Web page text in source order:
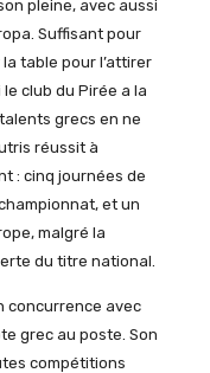
pleine, avec aussi
Suffisant pour
table pour l’attirer
le club du Pirée a la
grecs en ne
réussit à
: cinq journées de
et un
malgré la
du titre national.
concurrence avec
grec au poste. Son
compétitions